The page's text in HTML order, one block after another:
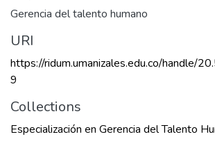
Gerencia del talento humano
URI
https://ridum.umanizales.edu.co/handle/
9
Collections
Especialización en Gerencia del Talento